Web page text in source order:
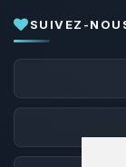
SUIVEZ-